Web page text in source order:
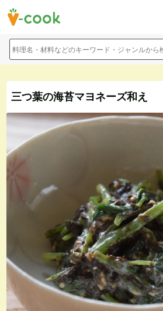
料理名・材料などのキーワード・ジャンルから
三つ葉の海苔マヨネーズ和え